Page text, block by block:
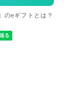
のeギフトとは？